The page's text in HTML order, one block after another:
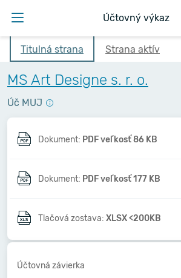
Účtovný výkaz
Titulná strana Strana aktív
MS Art Designe s. r. o.
Úč MUJ
Dokument: PDF veľkosť 86 KB
Dokument: PDF veľkosť 177 KB
Tlačová zostava: XLSX <200KB
Účtovná závierka